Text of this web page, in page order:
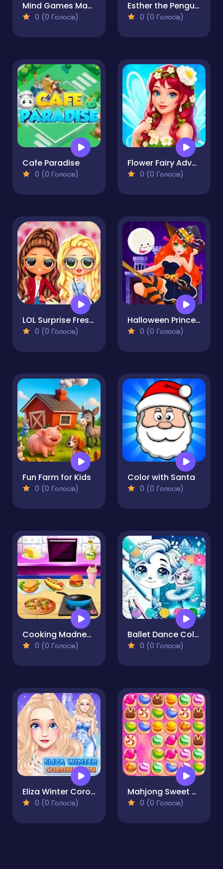
Mind Games Math Crosswords
0 (0 Голосів)
Esther the Penguin - Return to Antartica
0 (0 Голосів)
Cafe Paradise
0 (0 Голосів)
Flower Fairy Adventure Story
0 (0 Голосів)
LOL Surprise Fresh Spring Look
0 (0 Голосів)
Halloween Princess Holiday Castle
0 (0 Голосів)
Fun Farm for Kids
0 (0 Голосів)
Color with Santa
0 (0 Голосів)
Cooking Madness Cooking Craze Game
0 (0 Голосів)
Ballet Dance Coloring Book
0 (0 Голосів)
Eliza Winter Coronation
0 (0 Голосів)
Mahjong Sweet Connection
0 (0 Голосів)